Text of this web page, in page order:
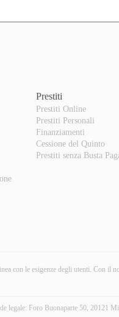
Prestiti
Prestiti Online
Prestiti Personali
Finanziamenti
Cessione del Quinto
Prestiti senza Busta
con le esigenze degli utenti. Con il
legale: Foro Buonaparte 50, 20121